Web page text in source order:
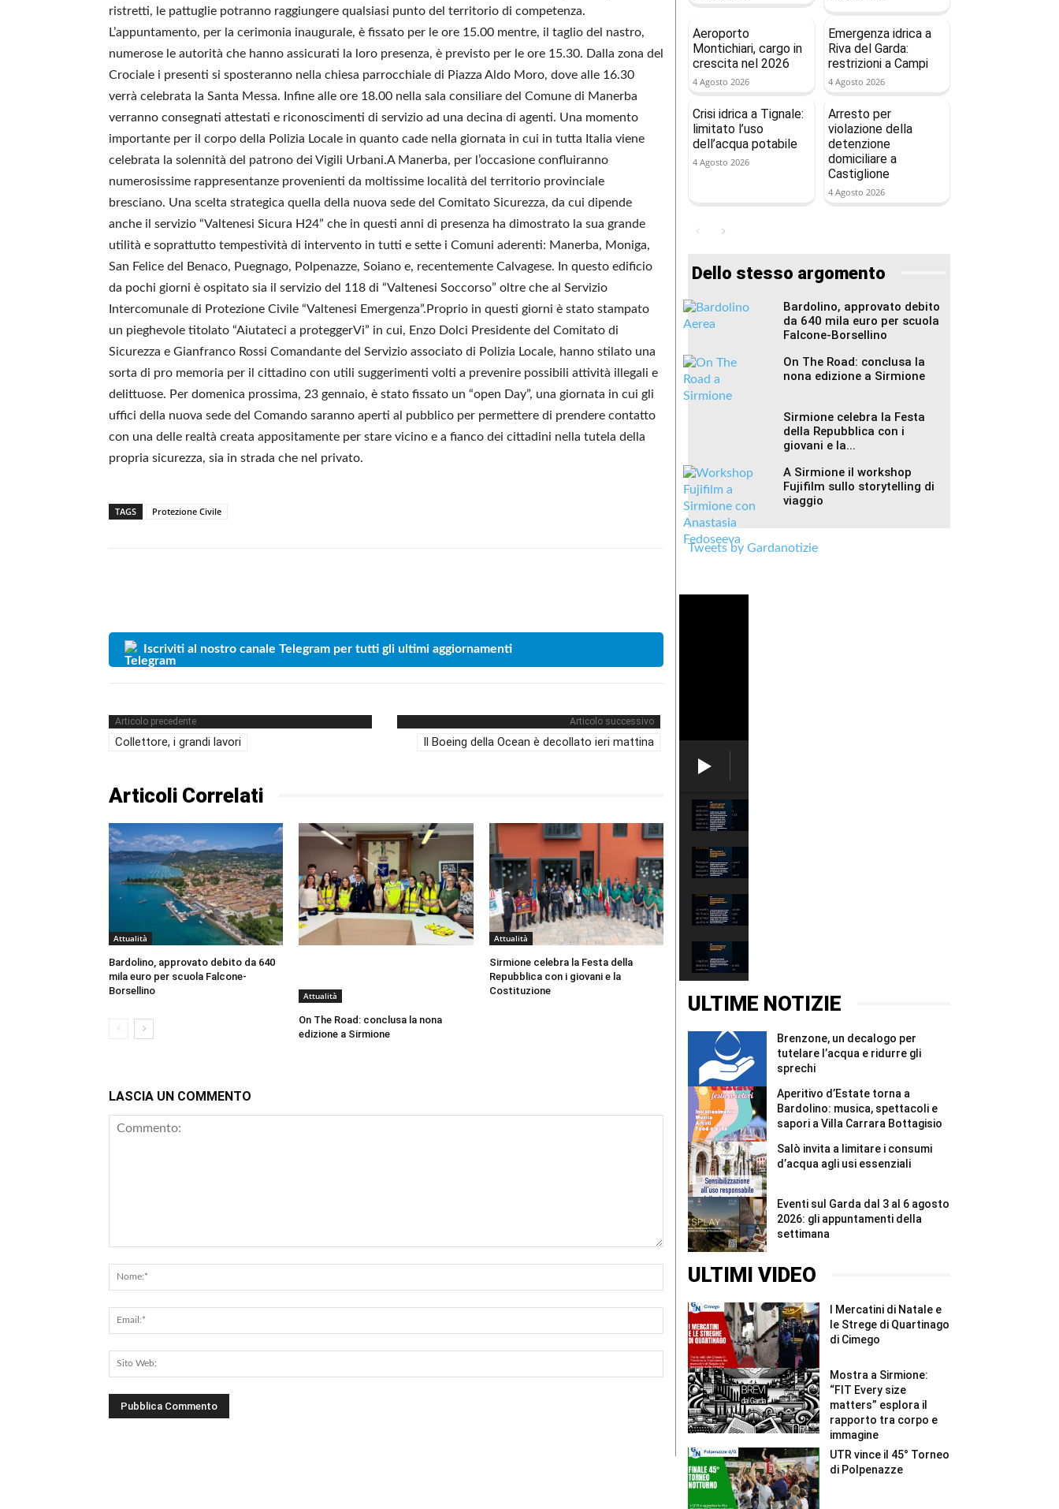
ristretti, le pattuglie potranno raggiungere qualsiasi punto del territorio di competenza.
L’appuntamento, per la cerimonia inaugurale, è fissato per le ore 15.00 mentre, il taglio del nastro,
numerose le autorità che hanno assicurati la loro presenza, è previsto per le ore 15.30. Dalla zona del
Crociale i presenti si sposteranno nella chiesa parrocchiale di Piazza Aldo Moro, dove alle 16.30
verrà celebrata la Santa Messa. Infine alle ore 18.00 nella sala consiliare del Comune di Manerba
verranno consegnati attestati e riconoscimenti di servizio ad una decina di agenti. Una momento
importante per il corpo della Polizia Locale in quanto cade nella giornata in cui in tutta Italia viene
celebrata la solennità del patrono dei Vigili Urbani.A Manerba, per l’occasione confluiranno
numerosissime rappresentanze provenienti da moltissime località del territorio provinciale
bresciano. Una scelta strategica quella della nuova sede del Comitato Sicurezza, da cui dipende
anche il servizio “Valtenesi Sicura H24” che in questi anni di presenza ha dimostrato la sua grande
utilità e soprattutto tempestività di intervento in tutti e sette i Comuni aderenti: Manerba, Moniga,
San Felice del Benaco, Puegnago, Polpenazze, Soiano e, recentemente Calvagese. In questo edificio
da pochi giorni è ospitato sia il servizio del 118 di “Valtenesi Soccorso” oltre che al Servizio
Intercomunale di Protezione Civile “Valtenesi Emergenza”.Proprio in questi giorni è stato stampato
un pieghevole titolato “Aiutateci a proteggerVi” in cui, Enzo Dolci Presidente del Comitato di
Sicurezza e Gianfranco Rossi Comandante del Servizio associato di Polizia Locale, hanno stilato una
sorta di pro memoria per il cittadino con utili suggerimenti volti a prevenire possibili attività illegali e
delittuose. Per domenica prossima, 23 gennaio, è stato fissato un “open Day”, una giornata in cui gli
uffici della nuova sede del Comando saranno aperti al pubblico per permettere di prendere contatto
con una delle realtà creata appositamente per stare vicino e a fianco dei cittadini nella tutela della
propria sicurezza, sia in strada che nel privato.
TAGS Protezione Civile
Iscriviti al nostro canale Telegram per tutti gli ultimi aggiornamenti
Articolo precedente
Collettore, i grandi lavori
Articolo successivo
Il Boeing della Ocean è decollato ieri mattina
Articoli Correlati
Attualità
Bardolino, approvato debito da 640
mila euro per scuola Falcone-
Borsellino
Attualità
On The Road: conclusa la nona
edizione a Sirmione
Attualità
Sirmione celebra la Festa della
Repubblica con i giovani e la
Costituzione
LASCIA UN COMMENTO
Nome:*
Email:*
Web:
Aeroporto
Montichiari, cargo in
crescita nel 2026
4 Agosto 2026
Emergenza idrica a
Riva del Garda:
restrizioni a Campi
4 Agosto 2026
Crisi idrica a Tignale:
limitato l’uso
dell’acqua potabile
4 Agosto 2026
Arresto per
violazione della
detenzione
domiciliare a
Castiglione
4 Agosto 2026
Dello stesso argomento
Bardolino, approvato debito
da 640 mila euro per scuola
Falcone-Borsellino
On The Road: conclusa la
nona edizione a Sirmione
Sirmione celebra la Festa
della Repubblica con i
giovani e la...
A Sirmione il workshop
Fujifilm sullo storytelling di
viaggio
Tweets by Gardanotizie
#Shorts
il
Chiese
illesa
la
di
anno
#Shorts
ULTIME NOTIZIE
Brenzone, un decalogo per
tutelare l’acqua e ridurre gli
sprechi
Aperitivo d’Estate torna a
Bardolino: musica, spettacoli e
sapori a Villa Carrara Bottagisio
Salò invita a limitare i consumi
d’acqua agli usi essenziali
Eventi sul Garda dal 3 al 6 agosto
2026: gli appuntamenti della
settimana
ULTIMI VIDEO
I Mercatini di Natale e
le Strege di Quartinago
di Cimego
Mostra a Sirmione:
“FIT Every size
matters” esplora il
rapporto tra corpo e
immagine
UTR vince il 45° Torneo
di Polpenazze